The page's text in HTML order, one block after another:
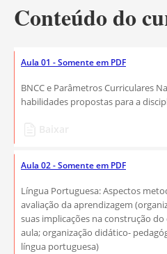
Conteúdo do
Aula 01 - Somente em PDF
BNCC e Parâmetros Curriculares
habilidades propostas para a
Aula 02 - Somente em PDF
Língua Portuguesa: Aspectos
avaliação da aprendizagem
suas implicações na construção
aula; organização didático-
língua portuguesa)